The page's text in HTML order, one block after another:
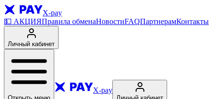
X-pay
💵 АКЦИЯПравила обменаНовостиFAQПартнерамКонтакты
Личный кабинет
X-pay